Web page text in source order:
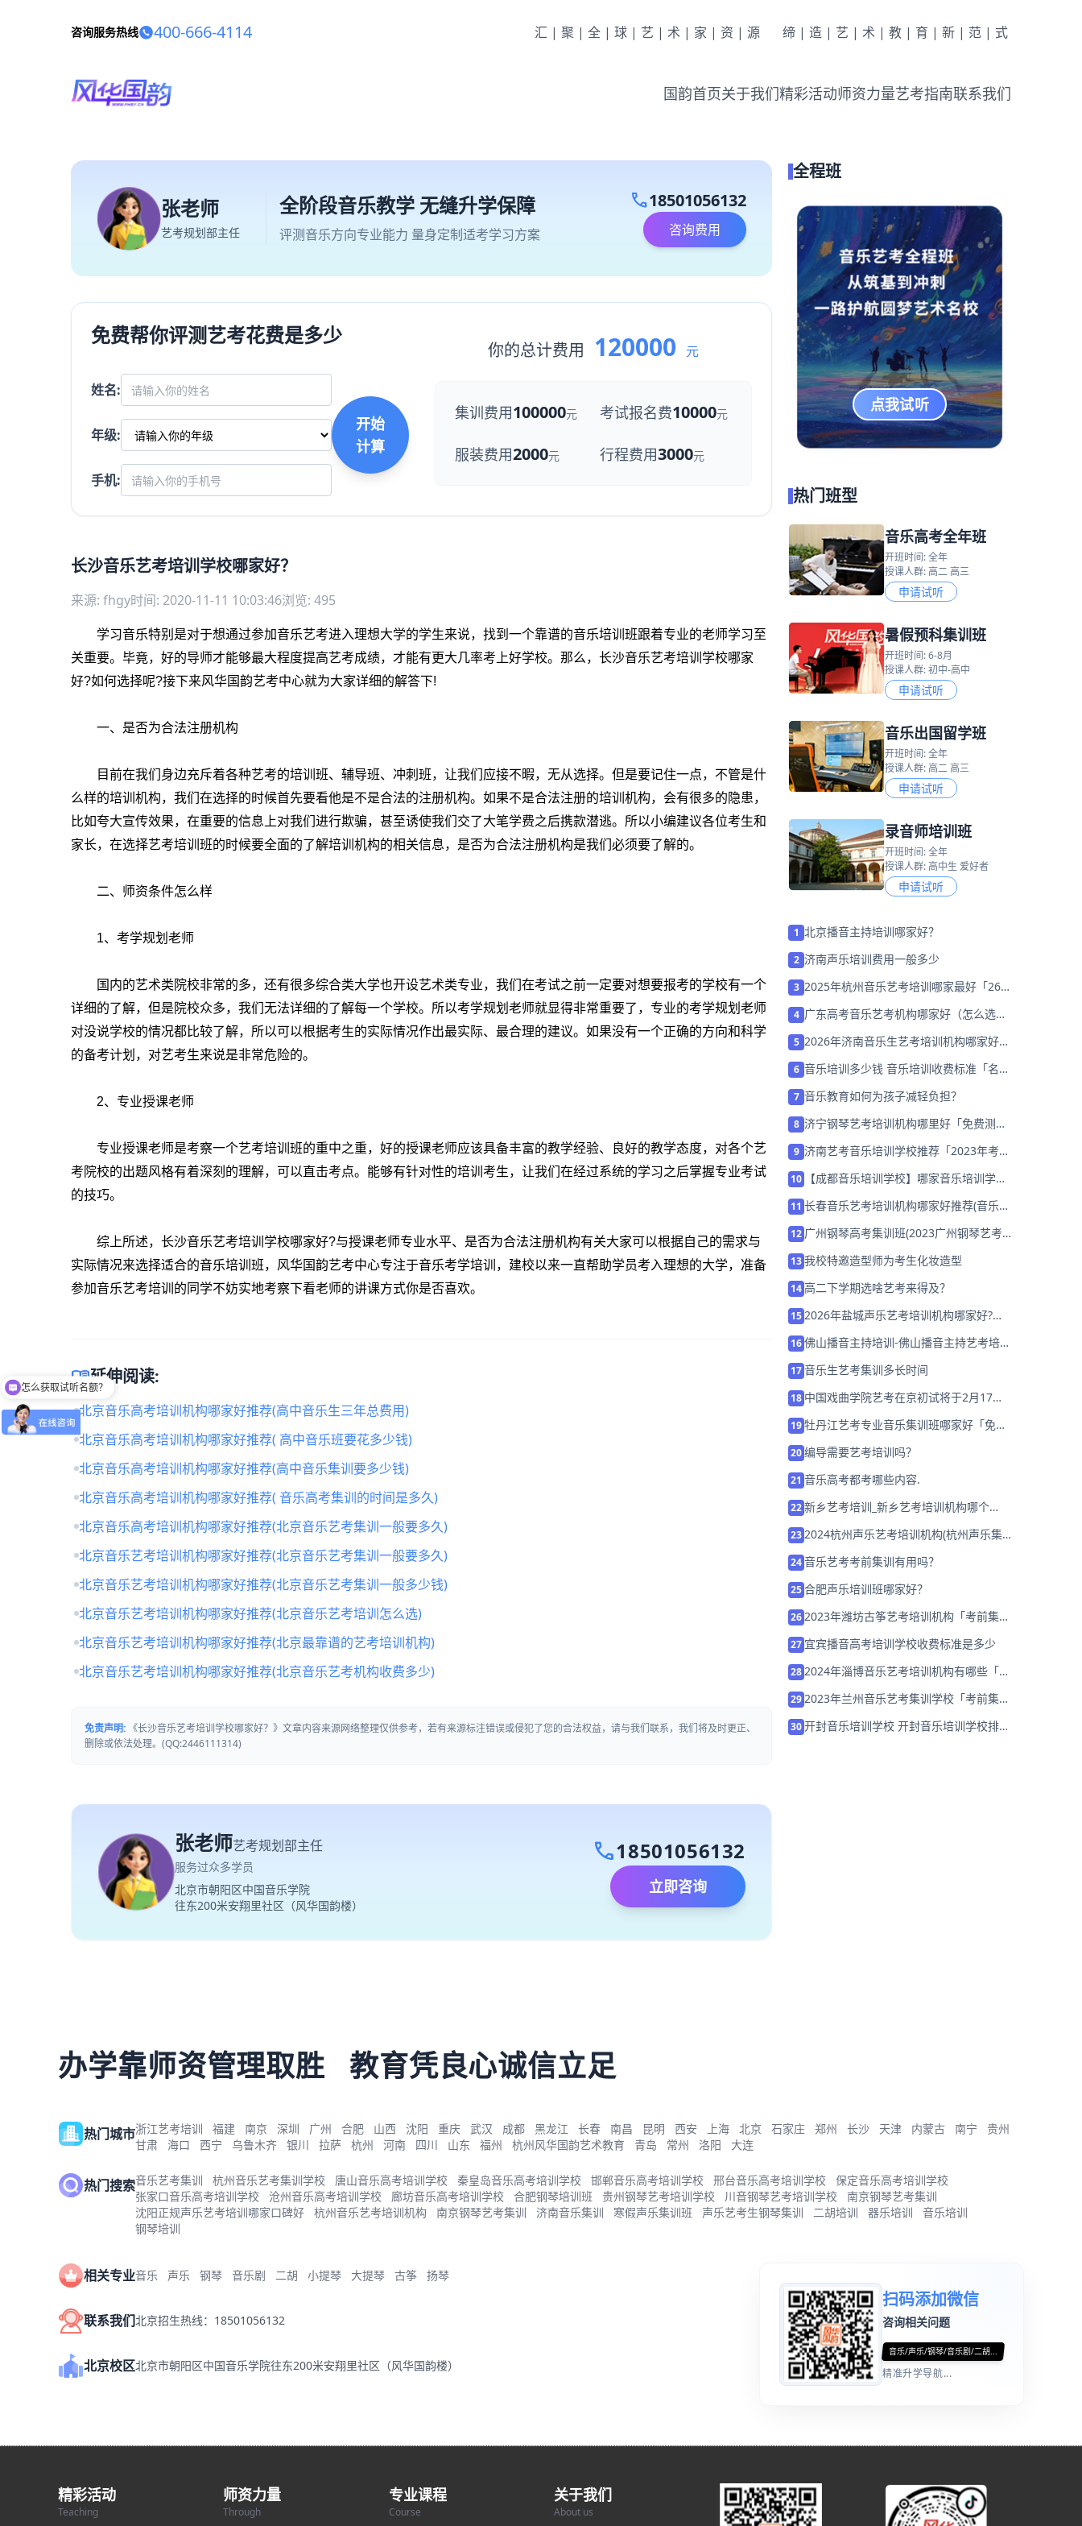
咨询服务热线 400-666-4114 汇|聚|全|球|艺|术|家|资|源 缔|造|艺|术|教|育|新|范|式
国韵首页关于我们精彩活动师资力量艺考指南联系我们
张老师
艺考规划部主任
全阶段音乐教学 无缝升学保障
评测音乐方向专业能力 量身定制适考学习方案
call18501056132
咨询费用
免费帮你评测艺考花费是多少
姓名:
年级:
手机:
开始
计算
你的总计费用 120000 元
集训费用100000元 考试报名费10000元
服装费用2000元 行程费用3000元
长沙音乐艺考培训学校哪家好？
来源: fhgy时间: 2020-11-11 10:03:46浏览: 495
学习音乐特别是对于想通过参加音乐艺考进入理想大学的学生来说，找到一个靠谱的音乐培训班跟着专业的老师学习至
关重要。毕竟，好的导师才能够最大程度提高艺考成绩，才能有更大几率考上好学校。那么，长沙音乐艺考培训学校哪家
好?如何选择呢?接下来风华国韵艺考中心就为大家详细的解答下!
一、是否为合法注册机构
目前在我们身边充斥着各种艺考的培训班、辅导班、冲刺班，让我们应接不暇，无从选择。但是要记住一点，不管是什
么样的培训机构，我们在选择的时候首先要看他是不是合法的注册机构。如果不是合法注册的培训机构，会有很多的隐患，
比如夸大宣传效果，在重要的信息上对我们进行欺骗，甚至诱使我们交了大笔学费之后携款潜逃。所以小编建议各位考生和
家长，在选择艺考培训班的时候要全面的了解培训机构的相关信息，是否为合法注册机构是我们必须要了解的。
二、师资条件怎么样
1、考学规划老师
国内的艺术类院校非常的多，还有很多综合类大学也开设艺术类专业，我们在考试之前一定要对想要报考的学校有一个
详细的了解，但是院校众多，我们无法详细的了解每一个学校。所以考学规划老师就显得非常重要了，专业的考学规划老师
对没说学校的情况都比较了解，所以可以根据考生的实际情况作出最实际、最合理的建议。如果没有一个正确的方向和科学
的备考计划，对艺考生来说是非常危险的。
2、专业授课老师
专业授课老师是考察一个艺考培训班的重中之重，好的授课老师应该具备丰富的教学经验、良好的教学态度，对各个艺
考院校的出题风格有着深刻的理解，可以直击考点。能够有针对性的培训考生，让我们在经过系统的学习之后掌握专业考试
的技巧。
综上所述，长沙音乐艺考培训学校哪家好?与授课老师专业水平、是否为合法注册机构有关大家可以根据自己的需求与
实际情况来选择适合的音乐培训班，风华国韵艺考中心专注于音乐考学培训，建校以来一直帮助学员考入理想的大学，准备
参加音乐艺考培训的同学不妨实地考察下看老师的讲课方式你是否喜欢。
menu_book延伸阅读:
北京音乐高考培训机构哪家好推荐(高中音乐生三年总费用)
北京音乐高考培训机构哪家好推荐( 高中音乐班要花多少钱)
北京音乐高考培训机构哪家好推荐(高中音乐集训要多少钱)
北京音乐高考培训机构哪家好推荐( 音乐高考集训的时间是多久)
北京音乐高考培训机构哪家好推荐(北京音乐艺考集训一般要多久)
北京音乐艺考培训机构哪家好推荐(北京音乐艺考集训一般要多久)
北京音乐艺考培训机构哪家好推荐(北京音乐艺考集训一般多少钱)
北京音乐艺考培训机构哪家好推荐(北京音乐艺考培训怎么选)
北京音乐艺考培训机构哪家好推荐(北京最靠谱的艺考培训机构)
北京音乐艺考培训机构哪家好推荐(北京音乐艺考机构收费多少)
免责声明: 《长沙音乐艺考培训学校哪家好？》文章内容来源网络整理仅供参考，若有来源标注错误或侵犯了您的合法权益，请与我们联系，我们将及时更正、
删除或依法处理。(QQ:2446111314)
张老师艺考规划部主任
服务过众多学员
北京市朝阳区中国音乐学院
往东200米安翔里社区（风华国韵楼）
call18501056132
立即咨询
全程班
点我试听
热门班型
音乐高考全年班
开班时间: 全年
授课人群: 高二 高三
申请试听
暑假预科集训班
开班时间: 6-8月
授课人群: 初中-高中
申请试听
音乐出国留学班
开班时间: 全年
授课人群: 高二 高三
申请试听
录音师培训班
开班时间: 全年
授课人群: 高中生 爱好者
申请试听
1 北京播音主持培训哪家好？
2 济南声乐培训费用一般多少
3 2025年杭州音乐艺考培训哪家最好「26
4 广东高考音乐艺考机构哪家好（怎么选
5 2026年济南音乐生艺考培训机构哪家好?
6 音乐培训多少钱 音乐培训收费标准「名师
7 音乐教育如何为孩子减轻负担？
8 济宁钢琴艺考培训机构哪里好「免费测
9 济南艺考音乐培训学校推荐「2023年考前
10
【成都音乐培训学校】哪家音乐培训学校
11 长春音乐艺考培训机构哪家好推荐(音乐艺
12 广州钢琴高考集训班(2023广州钢琴艺考
13我校特邀造型师为考生化妆造型
14高二下学期选啥艺考来得及？
152026年盐城声乐艺考培训机构哪家好?家
16佛山播音主持培训-佛山播音主持艺考培训
17音乐生艺考集训多长时间
18 中国戏曲学院艺考在京初试将于2月17日
19牡丹江艺考专业音乐集训班哪家好「免费
20编导需要艺考培训吗？
21 音乐高考都考哪些内容.
22新乡艺考培训_新乡艺考培训机构哪个
232024杭州声乐艺考培训机构(杭州声乐集
24音乐艺考考前集训有用吗？
25合肥声乐培训班哪家好？
262023年潍坊古筝艺考培训机构「考前集训
27 宜宾播音高考培训学校收费标准是多少
282024年淄博音乐艺考培训机构有哪些「考
292023年兰州音乐艺考集训学校「考前集训
30开封音乐培训学校 开封音乐培训学校排名
办学靠师资管理取胜 教育凭良心诚信立足
热门城市浙江艺考培训 福建 南京 深圳 广州 合肥 山西 沈阳 重庆 武汉 成都 黑龙江 长春 南昌 昆明 西安 上海 北京 石家庄 郑州 长沙 天津 内蒙古 南宁
贵州
甘肃
海口 西宁 乌鲁木齐 银川 拉萨 杭州 河南 四川 山东 福州 杭州风华国韵艺术教育 青岛 常州 洛阳 大连
热门搜索音乐艺考集训 杭州音乐艺考集训学校 唐山音乐高考培训学校 秦皇岛音乐高考培训学校 邯郸音乐高考培训学校 邢台音乐高考培训学校
保定音乐高考培训学校
张家口音乐高考培训学校
沧州音乐高考培训学校 廊坊音乐高考培训学校 合肥钢琴培训班 贵州钢琴艺考培训学校 川音钢琴艺考培训学校
南京钢琴艺考集训
沈阳正规声乐艺考培训哪家口碑好
杭州音乐艺考培训机构 南京钢琴艺考集训 济南音乐集训 寒假声乐集训班 声乐艺考生钢琴集训 二胡培训 器乐培训
音乐培训
钢琴培训
相关专业音乐 声乐 钢琴 音乐剧 二胡 小提琴 大提琴 古筝 扬琴
联系我们北京招生热线：18501056132
北京校区北京市朝阳区中国音乐学院往东200米安翔里社区（风华国韵楼）
扫码添加微信
咨询相关问题
音乐/声乐/钢琴/音乐剧/二胡...
精准升学导航...
精彩活动
Teaching
师资力量
Through
专业课程
Course
关于我们
About us
留下【姓名】 【微信】即获取免费试听名额